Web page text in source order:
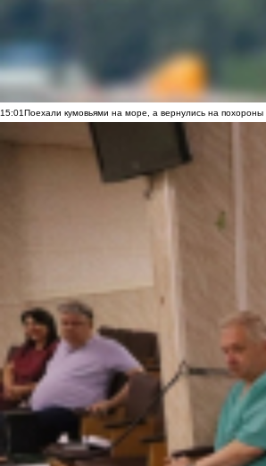
15:01Поехали кумовьями на море, а вернулись на